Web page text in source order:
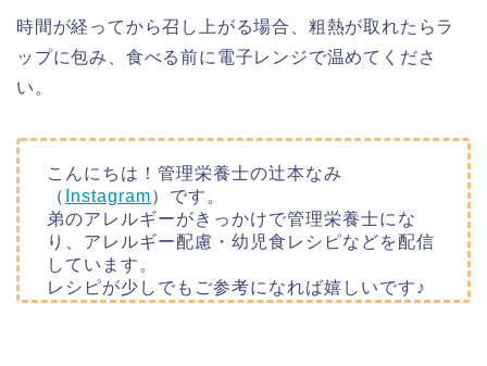
時間が経ってから召し上がる場合、粗熱が取れたらラ
ップに包み、食べる前に電子レンジで温めてくださ
い。
こんにちは！管理栄養士の辻本なみ
（ Instagram）です。
弟のアレルギーがきっかけで管理栄養士にな
り、アレルギー配慮・幼児食レシピなどを配信
しています。
レシピが少しでもご参考になれば嬉しいです♪